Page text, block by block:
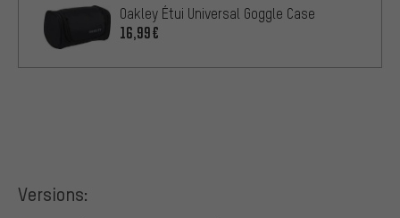
Oakley Étui Universal Goggle Case
16,99€
Versions: